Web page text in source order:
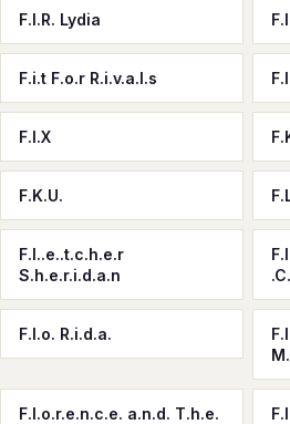
F.I.R. Lydia
F.i.t F.o.r R.i.v.a.l.s
F.I.X
F.K.U.
F.l..e..t.c.h.e.r
S.h.e.r.i.d.a.n
F.l.o. R.i.d.a.
F.l.o.r.e.n.c.e. a.n.d. T.h.e.